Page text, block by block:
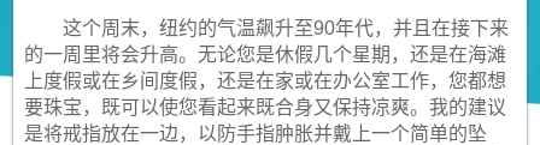
这个周末，纽约的气温飙升至90年代，并且在接下来
的一周里将会升高。无论您是休假几个星期，还是在海滩
上度假或在乡间度假，还是在家或在办公室工作，您都想
要珠宝，既可以使您看起来既合身又保持凉爽。我的建议
是将戒指放在一边，以防手指肿胀并戴上一个简单的坠